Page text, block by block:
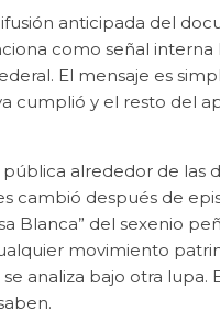
anticipada del
como señal interna
El mensaje es
cumplió y el resto del
pública alrededor de las
cambió después de
Blanca” del sexenio
movimiento
analiza bajo otra lupa.